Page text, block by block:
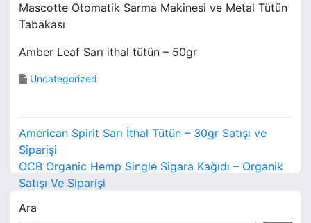
Mascotte Otomatik Sarma Makinesi ve Metal Tütün
Tabakası
Amber Leaf Sarı ithal tütün – 50gr
Uncategorized
Y
a
z
ı
American Spirit Sarı İthal Tütün – 30gr Satışı ve
Siparişi
OCB Organic Hemp Single Sigara Kağıdı – Organik
Satışı Ve Siparişi
Ara